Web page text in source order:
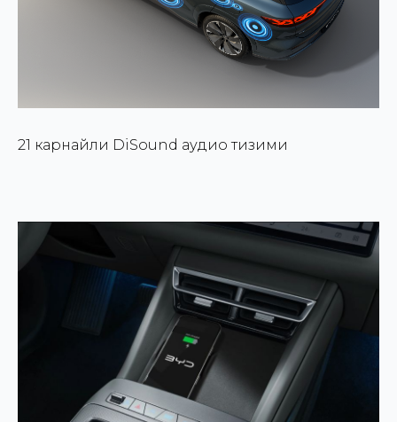
21 карнайли DiSound аудио тизими